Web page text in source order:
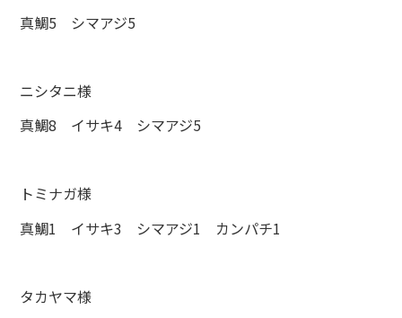
真鯛5 シマアジ5
ニシタニ様
真鯛8 イサキ4 シマアジ5
トミナガ様
真鯛1 イサキ3 シマアジ1 カンパチ1
タカヤマ様